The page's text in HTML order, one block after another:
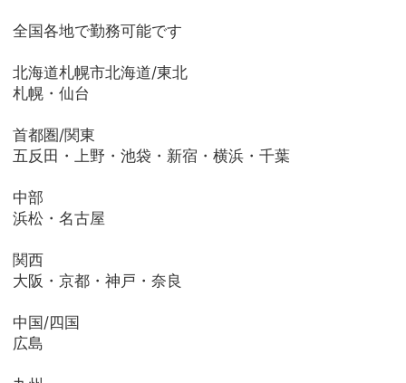
全国各地で勤務可能です
北海道札幌市北海道/東北
札幌・仙台
首都圏/関東
五反田・上野・池袋・新宿・横浜・千葉
中部
浜松・名古屋
関西
大阪・京都・神戸・奈良
中国/四国
広島